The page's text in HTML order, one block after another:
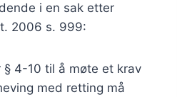
i en sak etter
2006 s. 999:
§ 4-10 til å møte et krav
med retting må